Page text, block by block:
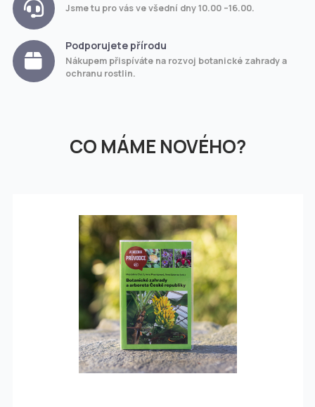
Jsme tu pro vás ve všední dny 10.00 –16.00.
Podporujete přírodu
Nákupem přispíváte na rozvoj botanické zahrady a
ochranu rostlin.
CO MÁME NOVÉHO?